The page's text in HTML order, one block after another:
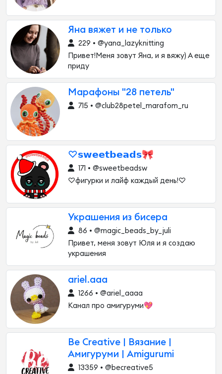
Яна вяжет и не только
229 • @yana_lazyknitting
Привет!Меня зовут Яна, и я вяжу) А еще
приду
Марафоны "28 петель"
715 • @club28petel_marafom_ru
♡𝘀𝘄𝗲𝗲𝘁𝗯𝗲𝗮𝗱𝘀🎀
171 • @sweetbeadsw
♡фигурки и лайф каждый день!♡
Украшения из бисера
86 • @magic_beads_by_juli
Привет, меня зовут Юля и я создаю
украшения
ariel.aaa
1266 • @ariel_aaaa
Канал про амигуруми💖
Be Creative | Вязание |
Амигуруми | Amigurumi
13359 • @becreative5